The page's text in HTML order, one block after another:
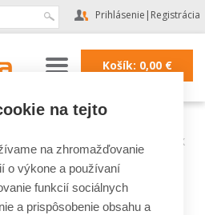
Prihlásenie | Registrácia
Košík: 0,00€
FAKRO, VELUX
Lemovania a montážne doplnky VELUX
a montážne
na tejto
na zhromažďovanie
o výkone a používaní
funkcií sociálnych
a prispôsobenie obsahu a